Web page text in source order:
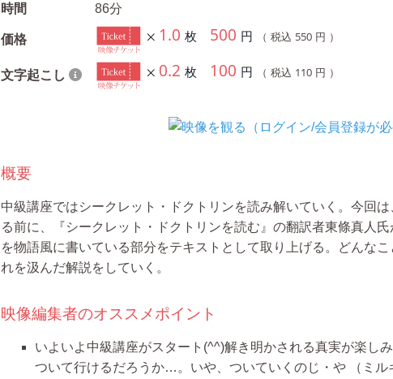
時間 86分
価格 1.0 枚 500 円 （ 税込 550円 ）
文字起こし 0.2 枚 100 円 （ 税込 110円 ）
概要
中級講座ではシークレット・ドクトリンを読み解いていく。今回
る前に、『シークレット・ドクトリンを読む』の翻訳者東條真人
を物語風に書いている部分をテキストとして取り上げる。どんな
れを汲んだ解説をしていく。
映像編集者のオススメポイント
いよいよ中級講座がスタート(^^)解き明かされる真実が楽し
ついて行けるだろうか…。いや、ついていくのじ・や
（ミル